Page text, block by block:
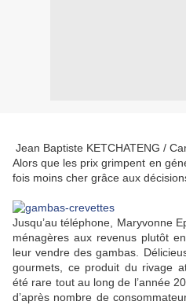
Jean Baptiste KETCHATENG /
Alors que les prix grimpent en
fois moins cher grâce aux
Jusqu’au téléphone, Maryvonne
ménagères aux revenus plutôt
leur vendre des gambas.
gourmets, ce produit du rivage
été rare tout au long de l’année
d’après nombre de